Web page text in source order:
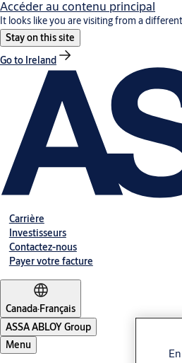
Accéder au contenu principal
It looks like you are visiting from a
Stay on this site
Go to Ireland
Carrière
Investisseurs
Contactez-nous
Payer votre facture
Canada·Français
ASSA ABLOY Group
Menu